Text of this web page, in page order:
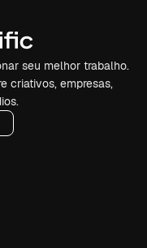
seu melhor trabalho.
criativos, empresas,